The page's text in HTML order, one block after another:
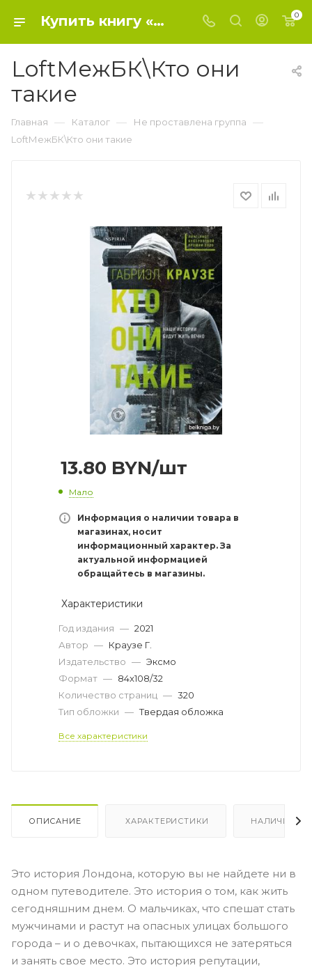
Купить книгу «LoftМежБК\Кто они такие» 2021, Краузе Г. - Не проставлена группа 0
LoftМежБК\Кто они
такие
Главная — Каталог — Не проставлена группа —
LoftМежБК\Кто они такие
13.80 BYN/шт
Мало
Информация о наличии товара в
магазинах, носит
информационный характер. За
актуальной информацией
обращайтесь в магазины.
Характеристики
Год издания — 2021
Автор — Краузе Г.
Издательство — Эксмо
Формат — 84x108/32
Количество страниц — 320
Тип обложки — Твердая обложка
Все характеристики
ОПИСАНИЕ ХАРАКТЕРИСТИКИ НАЛИЧИЕ
Это история Лондона, которую вы не найдете ни в
одном путеводителе. Это история о том, как жить
сегодняшним днем. О мальчиках, что спешат стать
мужчинами и растут на опасных улицах большого
города – и о девочках, пытающихся не затеряться
и занять свое место. Это история репутации,